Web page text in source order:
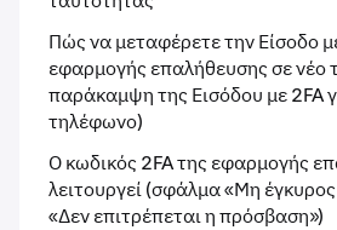
Πώς να μεταφέρετε την Είσοδο
εφαρμογής επαλήθευσης σε νέο
παράκαμψη της Εισόδου με 2FA
τηλέφωνο)
Ο κωδικός 2FA της εφαρμογής
λειτουργεί (σφάλμα «Μη
«Δεν επιτρέπεται η πρόσβαση»)